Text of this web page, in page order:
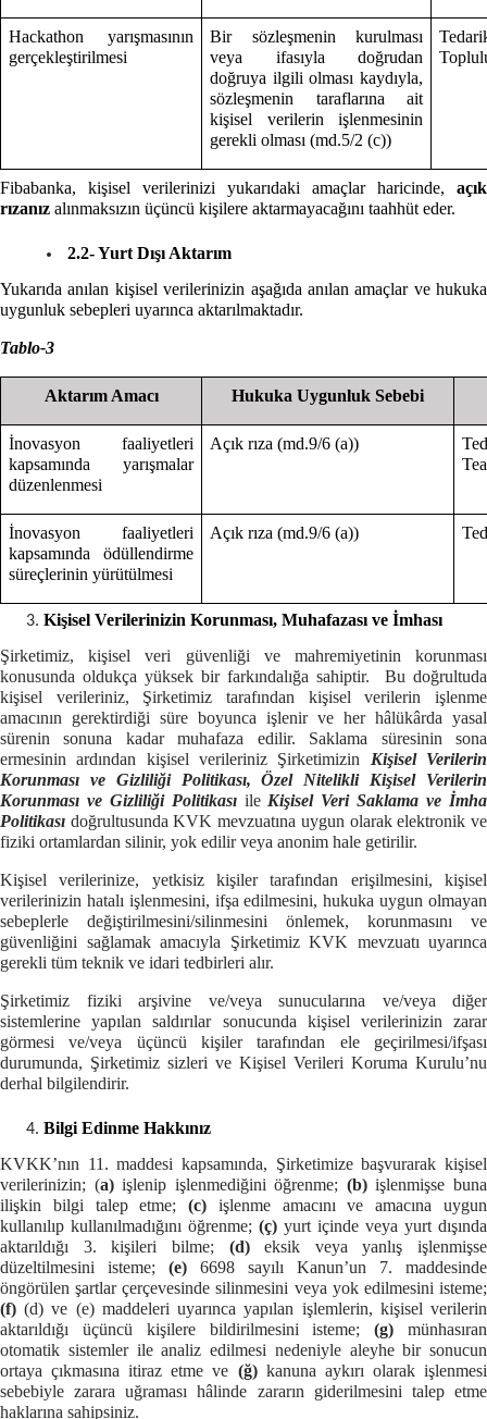
Hackathon yarışmasının
gerçekleştirilmesi
Bir sözleşmenin kurulması
veya ifasıyla doğrudan
doğruya ilgili olması kaydıyla,
sözleşmenin taraflarına ait
kişisel verilerin işlenmesinin
gerekli olması (md.5/2 (c))
Fibabanka, kişisel verilerinizi yukarıdaki amaçlar haricinde, açık
rızanız alınmaksızın üçüncü kişilere aktarmayacağını taahhüt eder.
2.2- Yurt Dışı Aktarım
Yukarıda anılan kişisel verilerinizin aşağıda anılan amaçlar ve hukuka
uygunluk sebepleri uyarınca aktarılmaktadır.
Tablo-3
Aktarım Amacı Hukuka Uygunluk Sebebi
İnovasyon faaliyetleri
kapsamında yarışmalar
düzenlenmesi
Açık rıza (md.9/6 (a))
İnovasyon faaliyetleri
kapsamında ödüllendirme
süreçlerinin yürütülmesi
Açık rıza (md.9/6 (a))
Kişisel Verilerinizin Korunması, Muhafazası ve İmhası
Şirketimiz, kişisel veri güvenliği ve mahremiyetinin korunması
konusunda oldukça yüksek bir farkındalığa sahiptir. Bu doğrultuda
kişisel verileriniz, Şirketimiz tarafından kişisel verilerin işlenme
amacının gerektirdiği süre boyunca işlenir ve her hâlükârda yasal
sürenin sonuna kadar muhafaza edilir. Saklama süresinin sona
ermesinin ardından kişisel verileriniz Şirketimizin Kişisel Verilerin
Korunması ve Gizliliği Politikası, Özel Nitelikli Kişisel Verilerin
Korunması ve Gizliliği Politikası ile Kişisel Veri Saklama ve İmha
Politikası doğrultusunda KVK mevzuatına uygun olarak elektronik ve
fiziki ortamlardan silinir, yok edilir veya anonim hale getirilir.
Kişisel verilerinize, yetkisiz kişiler tarafından erişilmesini, kişisel
verilerinizin hatalı işlenmesini, ifşa edilmesini, hukuka uygun olmayan
sebeplerle değiştirilmesini/silinmesini önlemek, korunmasını ve
güvenliğini sağlamak amacıyla Şirketimiz KVK mevzuatı uyarınca
gerekli tüm teknik ve idari tedbirleri alır.
Şirketimiz fiziki arşivine ve/veya sunucularına ve/veya diğer
sistemlerine yapılan saldırılar sonucunda kişisel verilerinizin zarar
görmesi ve/veya üçüncü kişiler tarafından ele geçirilmesi/ifşası
durumunda, Şirketimiz sizleri ve Kişisel Verileri Koruma Kurulu’nu
derhal bilgilendirir.
Bilgi Edinme Hakkınız
KVKK’nın 11. maddesi kapsamında, Şirketimize başvurarak kişisel
verilerinizin; (a)işlenip işlenmediğini öğrenme; (b)işlenmişse buna
ilişkin bilgi talep etme;(c) işlenme amacını ve amacına uygun
kullanılıp kullanılmadığını öğrenme; (ç) yurt içinde veya yurt dışında
aktarıldığı 3. kişileri bilme; (d)eksik veya yanlış işlenmişse
düzeltilmesini isteme; (e) 6698 sayılı Kanun’un 7. maddesinde
öngörülen şartlar çerçevesinde silinmesini veya yok edilmesini isteme;
(f) (d) ve (e) maddeleri uyarınca yapılan işlemlerin, kişisel verilerin
aktarıldığı üçüncü kişilere bildirilmesini isteme;(g) münhasıran
otomatik sistemler ile analiz edilmesi nedeniyle aleyhe bir sonucun
ortaya çıkmasına itiraz etme ve (ğ)kanuna aykırı olarak işlenmesi
sebebiyle zarara uğraması hâlinde zararın giderilmesini talep etme
haklarına sahipsiniz.